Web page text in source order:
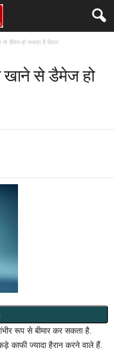
से डैमेज हो सकता है लिवर
खाने से डैमेज हो
रूप से बीमार कर सकता है.
काफी ज्यादा हैरान करने वाले हैं.